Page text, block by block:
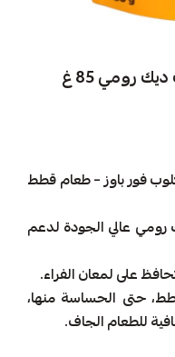
رومي 85 غ
فور باوز – طعام قطط
رومي عالي الجودة لدعم
على لمعان الفراء.
حتى الحساسة منها،
للطعام الجاف.